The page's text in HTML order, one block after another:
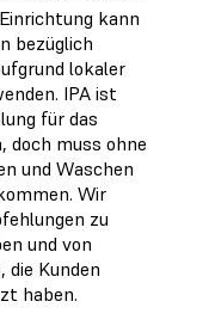
kann
bezüglich
lokaler
IPA ist
für das
doch muss ohne
und Waschen
Wir
zu
und von
die Kunden
haben.